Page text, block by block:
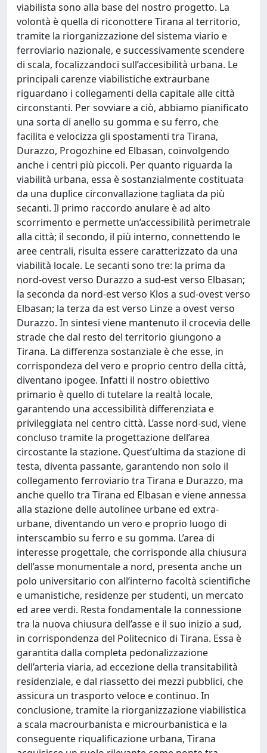
viabilista sono alla base del nostro progetto. La
volontà è quella di riconottere Tirana al territorio,
tramite la riorganizzazione del sistema viario e
ferroviario nazionale, e successivamente scendere
di scala, focalizzandoci sull’accesibilità urbana. Le
principali carenze viabilistiche extraurbane
riguardano i collegamenti della capitale alle città
circonstanti. Per sovviare a ciò, abbiamo pianificato
una sorta di anello su gomma e su ferro, che
facilita e velocizza gli spostamenti tra Tirana,
Durazzo, Progozhine ed Elbasan, coinvolgendo
anche i centri più piccoli. Per quanto riguarda la
viabilità urbana, essa è sostanzialmente costituata
da una duplice circonvallazione tagliata da più
secanti. Il primo raccordo anulare è ad alto
scorrimento e permette un’accessibilità perimetrale
alla città; il secondo, il più interno, connettendo le
aree centrali, risulta essere caratterizzato da una
viabilità locale. Le secanti sono tre: la prima da
nord-ovest verso Durazzo a sud-est verso Elbasan;
la seconda da nord-est verso Klos a sud-ovest verso
Elbasan; la terza da est verso Linze a ovest verso
Durazzo. In sintesi viene mantenuto il crocevia delle
strade che dal resto del territorio giungono a
Tirana. La differenza sostanziale è che esse, in
corrispondeza del vero e proprio centro della città,
diventano ipogee. Infatti il nostro obiettivo
primario è quello di tutelare la realtà locale,
garantendo una accessibilità differenziata e
privileggiata nel centro città. L’asse nord-sud, viene
concluso tramite la progettazione dell’area
circostante la stazione. Quest’ultima da stazione di
testa, diventa passante, garantendo non solo il
collegamento ferroviario tra Tirana e Durazzo, ma
anche quello tra Tirana ed Elbasan e viene annessa
alla stazione delle autolinee urbane ed extra-
urbane, diventando un vero e proprio luogo di
interscambio su ferro e su gomma. L’area di
interesse progettale, che corrisponde alla chiusura
dell’asse monumentale a nord, presenta anche un
polo universitario con all’interno facoltà scientifiche
e umanistiche, residenze per studenti, un mercato
ed aree verdi. Resta fondamentale la connessione
tra la nuova chiusura dell’asse e il suo inizio a sud,
in corrispondenza del Politecnico di Tirana. Essa è
garantita dalla completa pedonalizzazione
dell’arteria viaria, ad eccezione della transitabilità
residenziale, e dal riassetto dei mezzi pubblici, che
assicura un trasporto veloce e continuo. In
conclusione, tramite la riorganizzazione viabilistica
a scala macrourbanista e microurbanistica e la
conseguente riqualificazione urbana, Tirana